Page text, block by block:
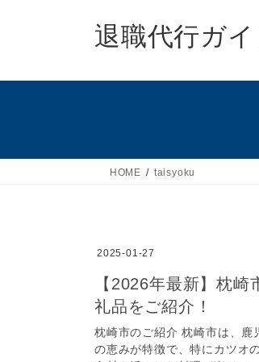
ッ
移
退職代行ガイ
HOME taisyoku
2025-01-27
【2026年最新】枕
礼品をご紹介！
枕崎市のご紹介 枕崎市は、鹿
の恵みが特徴で、特にカツオ